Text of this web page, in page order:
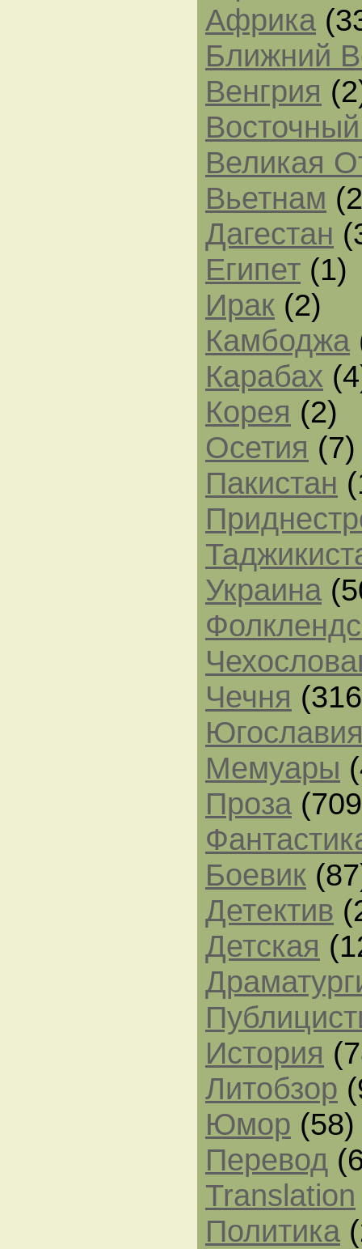
Африка
Ближний
Венгрия
Великая
Вьетнам
Дагестан
Египет (1)
Ирак (2)
Камбоджа
Карабах
Корея (2)
Осетия (7)
Пакистан
Украина
Чечня
Мемуары
Проза
Боевик
Детектив
Детская
История
Литобзор
Юмор (58)
Перевод
Translation
Политика